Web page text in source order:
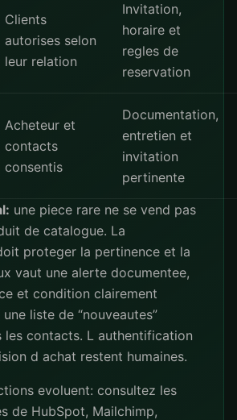
Clients
autorises selon
leur relation
Invitation,
horaire et
regles de
reservation
Acheteur et
contacts
consentis
Documentation,
entretien et
invitation
pertinente
une piece rare ne se vend pas
de catalogue. La
proteger la pertinence et la
vaut une alerte documentee,
et condition clairement
liste de “nouveautes”
les contacts. L authentification
d achat restent humaines.
evoluent: consultez les
de HubSpot, Mailchimp,